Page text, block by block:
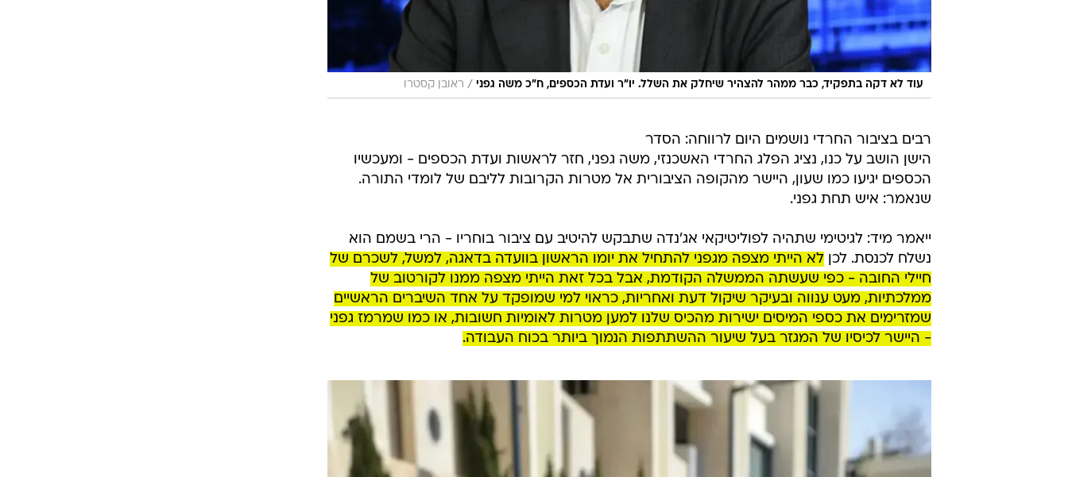
עוד לא דקה בתפקיד, כבר ממהר להצהיר שיחלק את השלל. יו"ר ועדת הכספים, ח"כ משה גפני / ראובן קסטרו
רבים בציבור החרדי נושמים היום לרווחה: הסדר
הישן הושב על כנו, נציג הפלג החרדי האשכנזי, משה גפני, חזר לראשות ועדת הכספים - ומעכשיו
הכספים יגיעו כמו שעון, היישר מהקופה הציבורית אל מטרות הקרובות לליבם של לומדי התורה.
ייאמר מיד: לגיטימי שתהיה לפוליטיקאי אג'נדה שתבקש להיטיב עם ציבור בוחריו - הרי בשמם הוא
נשלח לכנסת. לכן
לא הייתי מצפה מגפני להתחיל את יומו הראשון בוועדה בדאגה, למשל, לשכרם של
חיילי החובה - כפי שעשתה הממשלה הקודמת, אבל בכל זאת הייתי מצפה ממנו לקורטוב של
ממלכתיות, מעט ענווה ובעיקר שיקול דעת ואחריות, כראוי למי שמופקד על אחד השיברים הראשיים